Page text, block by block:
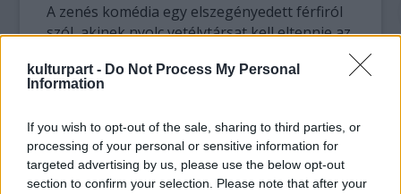
kulturpart - Do Not Process My Personal
Information
If you wish to opt-out of the sale, sharing to third parties, or
processing of your personal or sensitive information for
targeted advertising by us, please use the below opt-out
section to confirm your selection. Please note that after your
A zenés komédia egy elszegényedett férfiról
szól, akinek nyolc vetélytársat kell eltennie az
örökséghez. A darabban Mays alakítja mind a
nyolc potenciális örököst: két nőt és hat férfit.
Walter Kerr Színházban előadásonként
nyolcszor ölték meg, azaz hetente 64
alkalommal.